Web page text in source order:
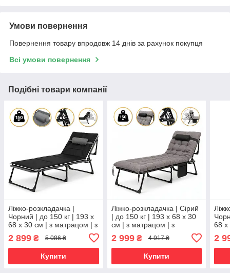
Умови повернення
Повернення товару впродовж 14 днів за рахунок покупця
Всі умови повернення
Подібні товари компанії
Ліжко-розкладачка |
Чорний | до 150 кг | 193 х
68 х 30 см | з матрацом | з
підголівником | LEOBRO
LB-FB-A2-STR | для дому,
дачі та
2 899 ₴ 5 086 ₴
Купити
Ліжко-розкладачка | Сірий
| до 150 кг | 193 х 68 х 30
см | з матрацом | з
підголівником | LEOBRO
LB-FB-A1-GRY | для дому,
дачі та
2 999₴ 4 917 ₴
Купити
68 х
FB-
дачі
2